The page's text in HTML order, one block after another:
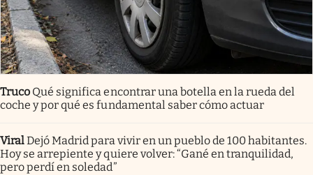
Truco Qué significa encontrar una botella en la rueda del
coche y por qué es fundamental saber cómo actuar
ViralDejó Madrid para vivir en un pueblo de 100 habitantes.
Hoy se arrepiente y quiere volver: “Gané en tranquilidad,
pero perdí en soledad”